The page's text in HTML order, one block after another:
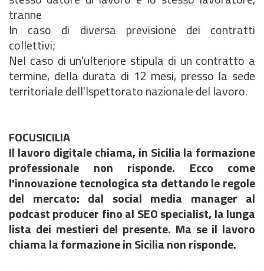
tranne
In caso di diversa previsione dei contratti
collettivi;
Nel caso di un'ulteriore stipula di un contratto a
termine, della durata di 12 mesi, presso la sede
territoriale dell'Ispettorato nazionale del lavoro.
FOCUSICILIA
Il lavoro digitale chiama, in Sicilia la formazione
professionale non risponde. Ecco come
l'innovazione tecnologica sta dettando le regole
del mercato: dal social media manager al
podcast producer fino al SEO specialist, la lunga
lista dei mestieri del presente. Ma se il lavoro
chiama la formazione in Sicilia non risponde.